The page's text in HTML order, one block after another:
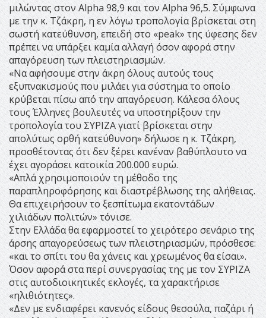
μιλώντας στον Alpha 98,9 και τον Alpha 96,5. Σύμφωνα
με την κ. Τζάκρη, η εν λόγω τροπολογία βρίσκεται στη
σωστή κατεύθυνση, επειδή στο «peak» της ύφεσης δεν
πρέπει να υπάρξει καμία αλλαγή όσον αφορά στην
απαγόρευση των πλειστηριασμών.
«Να αφήσουμε στην άκρη όλους αυτούς τους
εξυπνακισμούς που μιλάει για σύστημα το οποίο
κρύβεται πίσω από την απαγόρευση. Κάλεσα όλους
τους Έλληνες βουλευτές να υποστηρίξουν την
τροπολογία του ΣΥΡΙΖΑ γιατί βρίσκεται στην
απολύτως ορθή κατεύθυνση» δήλωσε η κ. Τζάκρη,
προσθέτοντας ότι δεν ξέρει κανέναν βαθύπλουτο να
έχει αγοράσει κατοικία 200.000 ευρώ.
«Απλά χρησιμοποιούν τη μέθοδο της
παραπληροφόρησης και διαστρέβλωσης της αλήθειας.
Θα επιχειρήσουν το ξεσπίτωμα εκατοντάδων
χιλιάδων πολιτών» τόνισε.
Στην Ελλάδα θα εφαρμοστεί το χειρότερο σενάριο της
άρσης απαγορεύσεως των πλειστηριασμών, πρόσθεσε:
«και το σπίτι του θα χάνεις και χρεωμένος θα είσαι».
Όσον αφορά στα περί συνεργασίας της με τον ΣΥΡΙΖΑ
στις αυτοδιοικητικές εκλογές, τα χαρακτήρισε
«ηλιθιότητες».
«Δεν με ενδιαφέρει κανενός είδους θεσούλα, παζάρι ή